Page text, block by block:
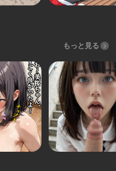
もっと見る